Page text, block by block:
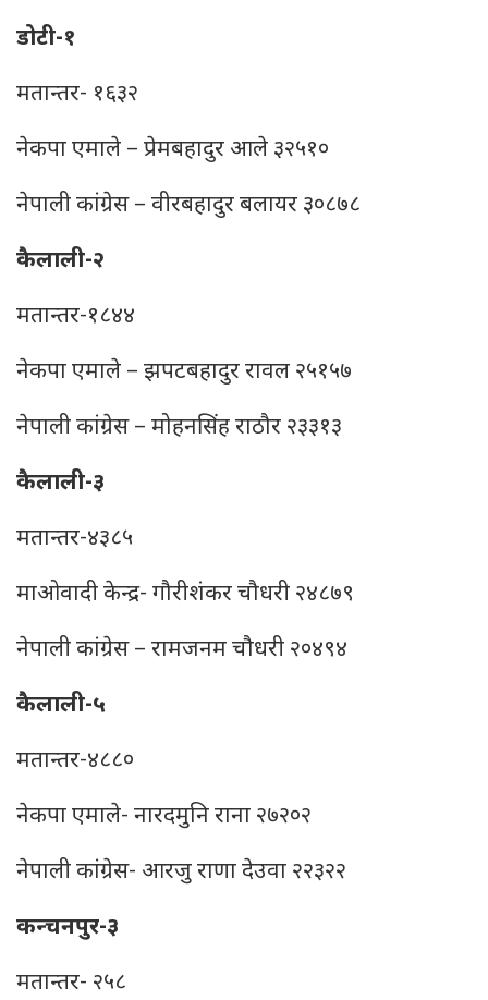
डोटी-१
मतान्तर- १६३२
नेकपा एमाले – प्रेमबहादुर आले ३२५१०
नेपाली कांग्रेस – वीरबहादुर बलायर ३०८७८
कैलाली-२
मतान्तर-१८४४
नेकपा एमाले – झपटबहादुर रावल २५१५७
नेपाली कांग्रेस – मोहनसिंह राठौर २३३१३
कैलाली-३
मतान्तर-४३८५
माओवादी केन्द्र- गौरीशंकर चौधरी २४८७९
नेपाली कांग्रेस – रामजनम चौधरी २०४९४
कैलाली-५
मतान्तर-४८८०
नेकपा एमाले- नारदमुनि राना २७२०२
नेपाली कांग्रेस- आरजु राणा देउवा २२३२२
कन्चनपुर-३
मतान्तर- २५८